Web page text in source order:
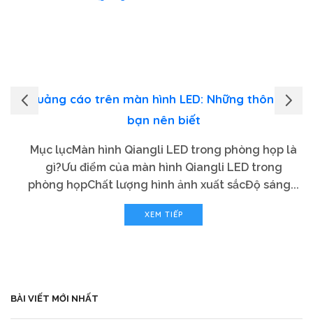
Quảng cáo trên màn hình LED: Những thông tin
bạn nên biết
Mục lụcMàn hình Qiangli LED trong phòng họp là
gì?Ưu điểm của màn hình Qiangli LED trong
phòng họpChất lượng hình ảnh xuất sắcĐộ sáng...
XEM TIẾP
BÀI VIẾT MỚI NHẤT